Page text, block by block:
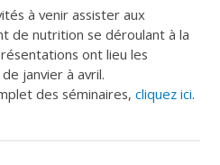
à venir assister aux
de nutrition se déroulant à la
ont lieu les
janvier à avril.
des séminaires,cliquez ici.